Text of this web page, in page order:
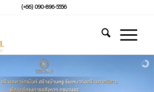
(+66) 090-896-5556